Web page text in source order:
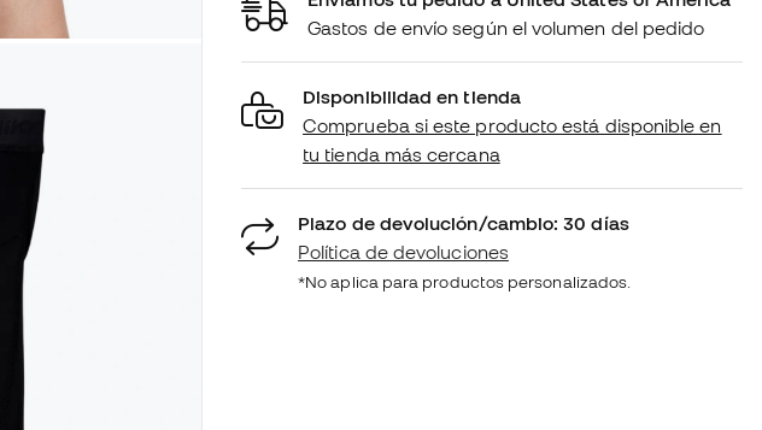
Gastos de envío según el volumen del pedido
Disponibilidad en tienda
Comprueba si este producto está disponible en
tu tienda más cercana
Plazo de devolución/cambio: 30 días
Política de devoluciones
*No aplica para productos personalizados.